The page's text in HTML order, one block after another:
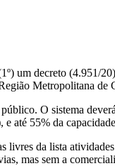
um decreto (4.951/
Metropolitana
O sistema
até 55% da
livres da lista
mas sem a